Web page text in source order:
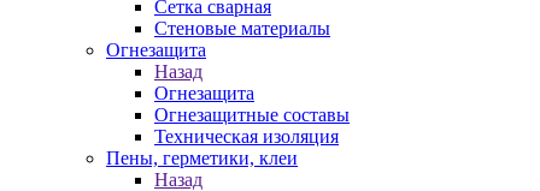
Сетка сварная
Стеновые материалы
Огнезащита
Назад
Огнезащита
Огнезащитные составы
Техническая изоляция
Пены, герметики, клеи
Назад